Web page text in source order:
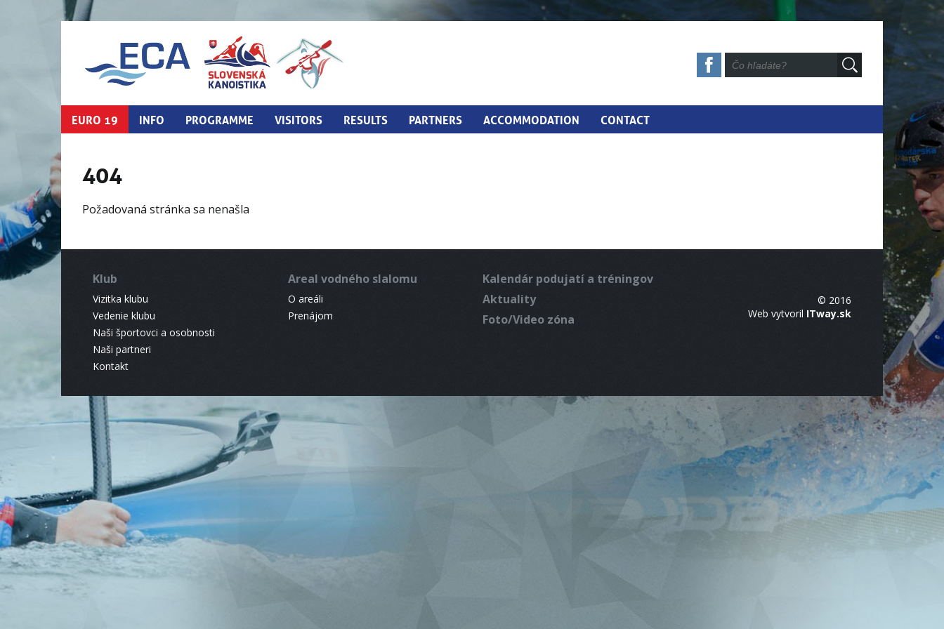
EURO 19 INFO PROGRAMME VISITORS RESULTS PARTNERS ACCOMMODATION CONTACT
404
Požadovaná stránka sa nenašla
Klub
Vizitka klubu
Vedenie klubu
Naši športovci a osobnosti
Naši partneri
Kontakt
Areal vodného slalomu
O areáli
Prenájom
Kalendár podujatí a tréningov
Aktuality
Foto/Video zóna
© 2016
Web vytvoril ITway.sk